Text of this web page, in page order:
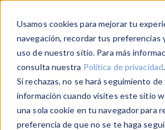
Usamos cookies para mejorar tu
navegación, recordar tus preferencias
uso de nuestro sitio. Para más
consulta nuestra Política de privacidad.
Si rechazas, no se hará seguimiento de
información cuando visites este sitio
una sola cookie en tu navegador para
preferencia de que no se te haga